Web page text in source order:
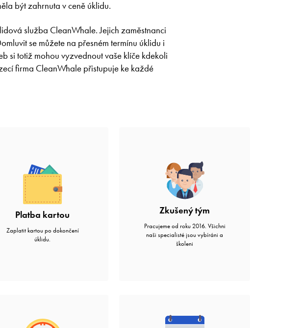
být zahrnuta v ceně úklidu.
služba CleanWhale. Jejich zaměstnanci
se můžete na přesném termínu úklidu i
si totiž mohou vyzvednout vaše klíče kdekoli
firma CleanWhale přistupuje ke každé
Platba kartou
Zaplatit kartou po dokončení
úklidu.
Zkušený tým
Pracujeme od roku 2016. Všichni
naši specialisté jsou vybíráni a
školeni